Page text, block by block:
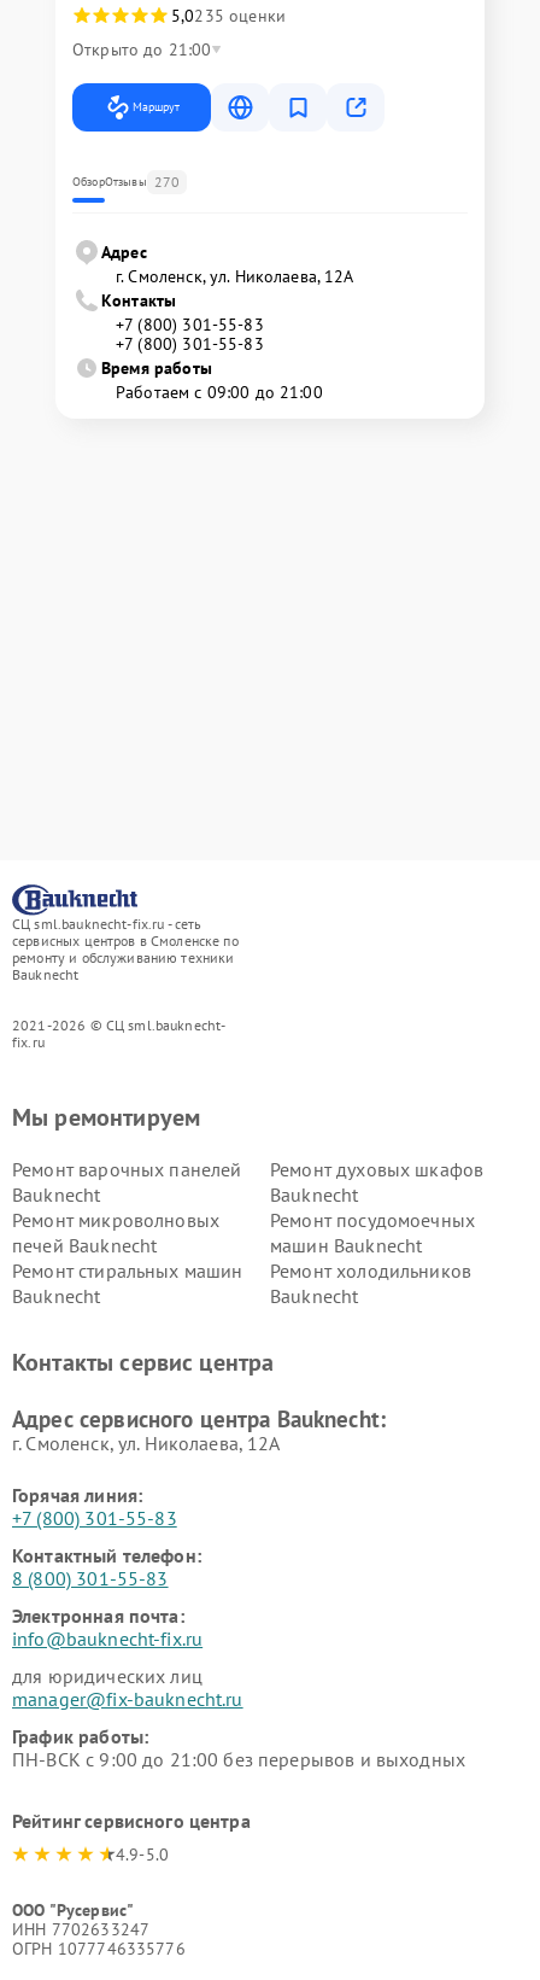
5,0235 оценки
Открыто до 21:00
Маршрут
ОбзорОтзывы 270
Адрес
г. Смоленск, ул. Николаева, 12А
Контакты
+7 (800) 301-55-83
+7 (800) 301-55-83
Время работы
Работаем с 09:00 до 21:00
СЦ sml.bauknecht-fix.ru - сеть
сервисных центров в Смоленске по
ремонту и обслуживанию техники
Bauknecht
2021-2026 © СЦ sml.bauknecht-
fix.ru
Мы ремонтируем
Ремонт варочных панелей
Bauknecht
Ремонт духовых шкафов
Bauknecht
Ремонт микроволновых
печей Bauknecht
Ремонт посудомоечных
машин Bauknecht
Ремонт стиральных машин
Bauknecht
Ремонт холодильников
Bauknecht
Контакты сервис центра
Адрес сервисного центра Bauknecht:
г. Смоленск, ул. Николаева, 12А
Горячая линия:
+7 (800) 301-55-83
Контактный телефон:
8 (800) 301-55-83
Электронная почта:
info@bauknecht-fix.ru
для юридических лиц
manager@fix-bauknecht.ru
График работы:
ПН-ВСК с 9:00 до 21:00 без перерывов и выходных
Рейтинг сервисного центра
4.9-5.0
ООО "Русервис"
ИНН 7702633247
ОГРН 1077746335776